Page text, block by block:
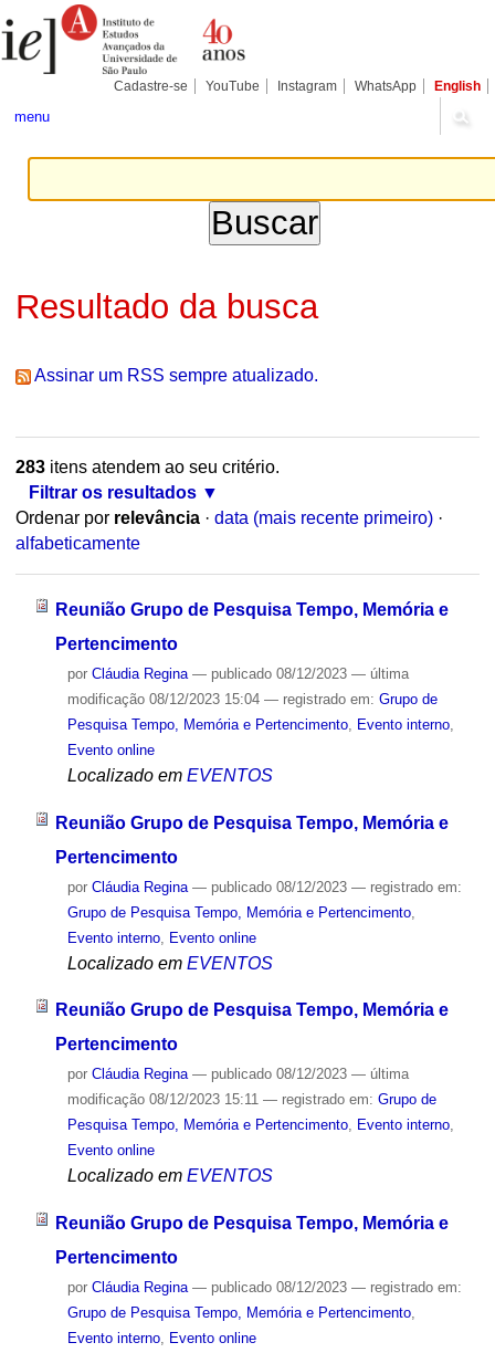
para
conteúdo.
Pessoais
Cadastre-se YouTube Instagram WhatsApp English
menu
Resultado da busca
Assinar um RSS sempre atualizado.
283itens atendem ao seu critério.
Filtrar os resultados
Ordenar por relevância · data (mais recente primeiro) ·
alfabeticamente
Reunião Grupo de Pesquisa Tempo, Memória e
Pertencimento
por Cláudia Regina — publicado08/12/2023 — última
modificação08/12/2023 15:04 — registrado em: Grupo de
Pesquisa Tempo, Memória e Pertencimento, Evento interno,
Evento online
Localizado em EVENTOS
Reunião Grupo de Pesquisa Tempo, Memória e
Pertencimento
por Cláudia Regina — publicado08/12/2023 — registrado em:
Grupo de Pesquisa Tempo, Memória e Pertencimento,
Evento interno, Evento online
Localizado em EVENTOS
Reunião Grupo de Pesquisa Tempo, Memória e
Pertencimento
por Cláudia Regina — publicado08/12/2023 — última
modificação08/12/2023 15:11 — registrado em: Grupo de
Pesquisa Tempo, Memória e Pertencimento, Evento interno,
Evento online
Localizado em EVENTOS
Reunião Grupo de Pesquisa Tempo, Memória e
Pertencimento
por Cláudia Regina — publicado08/12/2023 — registrado em:
Grupo de Pesquisa Tempo, Memória e Pertencimento,
Evento interno, Evento online